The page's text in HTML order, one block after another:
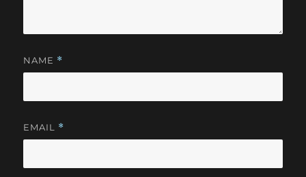
NAME *
EMAIL *